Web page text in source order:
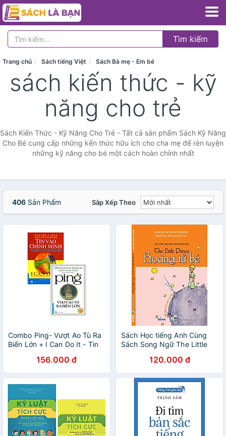
Tìm kiếm
Trang chủ Sách tiếng Việt Sách Bà mẹ - Em bé
sách kiến thức - kỹ
năng cho trẻ
Sách Kiến Thức - Kỹ Năng Cho Trẻ - Tất cả sản phẩm Sách Kỹ Năng
Cho Bé cung cấp những kến thức hữu ích cho cha mẹ để rèn luyện
những kỹ năng cho bé một cách hoàn chỉnh nhất
406 Sản Phẩm Sắp Xếp Theo
Combo Ping- Vượt Ao Tù Ra
Biển Lớn + I Can Do It - Tin
156.000 đ
Sách Học tiếng Anh Cùng
Sách Song Ngữ The Little
120.000 đ